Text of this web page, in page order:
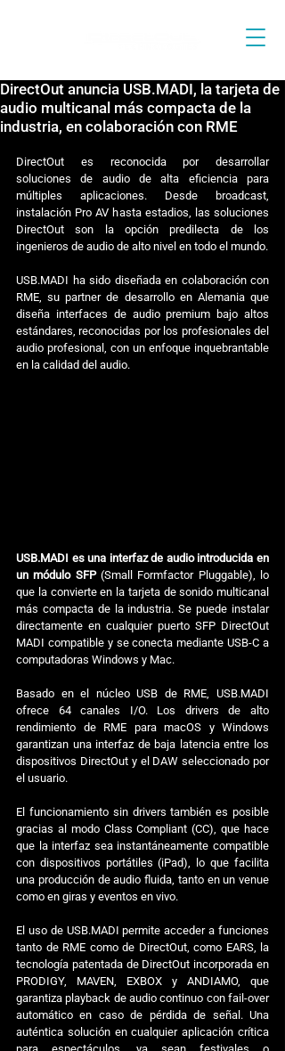
DirectOut anuncia USB.MADI, la tarjeta de
audio multicanal más compacta de la
industria, en colaboración con RME
DirectOut es reconocida por desarrollar
soluciones de audio de alta eficiencia para
múltiples aplicaciones. Desde broadcast,
instalación Pro AV hasta estadios, las soluciones
DirectOut son la opción predilecta de los
ingenieros de audio de alto nivel en todo el mundo.
USB.MADI ha sido diseñada en colaboración con
RME, su partner de desarrollo en Alemania que
diseña interfaces de audio premium bajo altos
estándares, reconocidas por los profesionales del
audio profesional, con un enfoque inquebrantable
en la calidad del audio.
USB.MADI es una interfaz de audio introducida en
un módulo SFP (Small Formfactor Pluggable), lo
que la convierte en la tarjeta de sonido multicanal
más compacta de la industria. Se puede instalar
directamente en cualquier puerto SFP DirectOut
MADI compatible y se conecta mediante USB-C a
computadoras Windows y Mac.
Basado en el núcleo USB de RME, USB.MADI
ofrece 64 canales I/O. Los drivers de alto
rendimiento de RME para macOS y Windows
garantizan una interfaz de baja latencia entre los
dispositivos DirectOut y el DAW seleccionado por
el usuario.
El funcionamiento sin drivers también es posible
gracias al modo Class Compliant (CC), que hace
que la interfaz sea instantáneamente compatible
con dispositivos portátiles (iPad), lo que facilita
una producción de audio fluida, tanto en un venue
como en giras y eventos en vivo.
El uso de USB.MADI permite acceder a funciones
tanto de RME como de DirectOut, como EARS, la
tecnología patentada de DirectOut incorporada en
PRODIGY, MAVEN, EXBOX y ANDIAMO, que
garantiza playback de audio continuo con fail-over
automático en caso de pérdida de señal. Una
auténtica solución en cualquier aplicación crítica